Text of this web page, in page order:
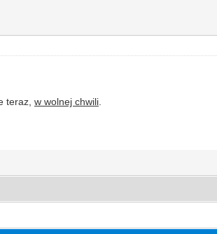
teraz, w wolnej chwili